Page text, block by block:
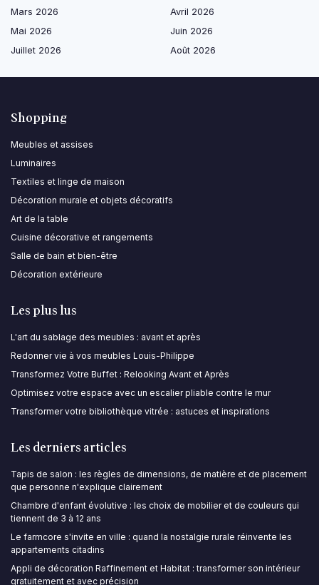
Mars 2026
Avril 2026
Mai 2026
Juin 2026
Juillet 2026
Août 2026
Shopping
Meubles et assises
Luminaires
Textiles et linge de maison
Décoration murale et objets décoratifs
Art de la table
Cuisine décorative et rangements
Salle de bain et bien-être
Décoration extérieure
Les plus lus
L'art du sablage des meubles : avant et après
Redonner vie à vos meubles Louis-Philippe
Transformez Votre Buffet : Relooking Avant et Après
Optimisez votre espace avec un escalier pliable contre le mur
Transformer votre bibliothèque vitrée : astuces et inspirations
Les derniers articles
Tapis de salon : les règles de dimensions, de matière et de placement
que personne n'explique clairement
Chambre d'enfant évolutive : les choix de mobilier et de couleurs qui
tiennent de 3 à 12 ans
Le farmcore s'invite en ville : quand la nostalgie rurale réinvente les
appartements citadins
Appli de décoration Raffinement et Habitat : transformer son intérieur
gratuitement et avec précision